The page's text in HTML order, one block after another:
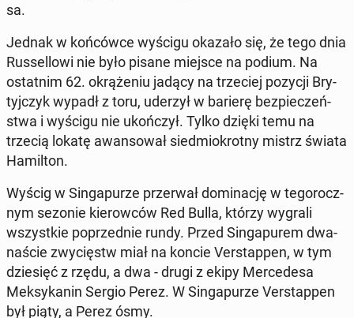
sa.
Jednak w koń­ców­ce wyścigu okazało się, że tego dnia
Rus­sel­lo­wi nie było pisane miejsce na podium. Na
ostat­nim 62. okrą­że­niu jadący na trze­ciej pozycji Bry­
tyj­czyk wypadł z toru, uderzył w barierę bez­pie­czeń­
stwa i wyścigu nie ukoń­czył. Tylko dzięki temu na
trzecią lokatę awan­so­wał sied­mio­krot­ny mistrz świata
Ha­mil­ton.
Wyścig w Sin­ga­pu­rze prze­rwał do­mi­na­cję w te­go­rocz­
nym sezonie kie­row­ców Red Bulla, którzy wygrali
wszyst­kie po­przed­nie rundy. Przed Sin­ga­pu­rem dwa­
na­ście zwy­cięstw miał na koncie Ver­stap­pen, w tym
dzie­sięć z rzędu, a dwa - drugi z ekipy Mer­ce­de­sa
Mek­sy­ka­nin Sergio Perez. W Sin­ga­pu­rze Ver­stap­pen
był piąty, a Perez ósmy.